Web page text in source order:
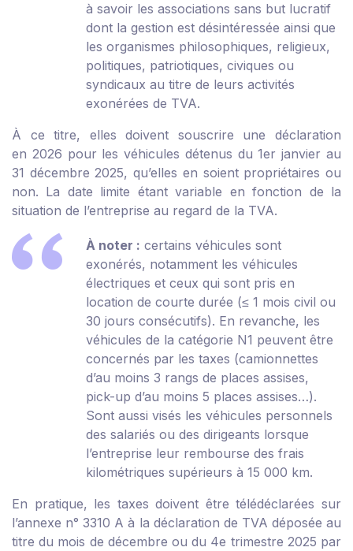
à savoir les associations sans but lucratif
dont la gestion est désintéressée ainsi que
les organismes philosophiques, religieux,
politiques, patriotiques, civiques ou
syndicaux au titre de leurs activités
exonérées de TVA.
À ce titre, elles doivent souscrire une déclaration
en 2026 pour les véhicules détenus du 1er janvier au
31 décembre 2025, qu’elles en soient propriétaires ou
non. La date limite étant variable en fonction de la
situation de l’entreprise au regard de la TVA.
À noter : certains véhicules sont
exonérés, notamment les véhicules
électriques et ceux qui sont pris en
location de courte durée (≤ 1 mois civil ou
30 jours consécutifs). En revanche, les
véhicules de la catégorie N1 peuvent être
concernés par les taxes (camionnettes
d’au moins 3 rangs de places assises,
pick-up d’au moins 5 places assises…).
Sont aussi visés les véhicules personnels
des salariés ou des dirigeants lorsque
l’entreprise leur rembourse des frais
kilométriques supérieurs à 15 000 km.
En pratique, les taxes doivent être télédéclarées sur
l’annexe n° 3310 A à la déclaration de TVA déposée au
titre du mois de décembre ou du 4e trimestre 2025 par